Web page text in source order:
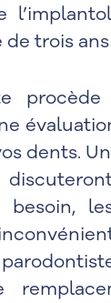
trois
dents.
besoin,